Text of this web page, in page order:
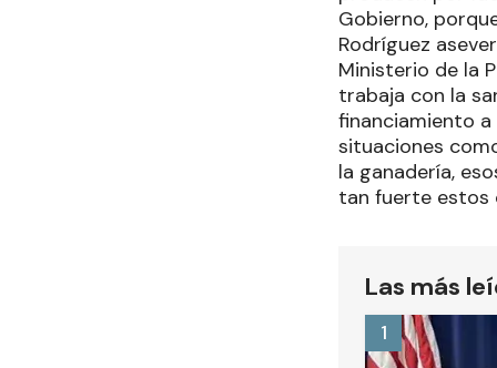
Gobierno,
Rodríguez
Ministerio de la
trabaja con la
financiamiento a
situaciones
la ganadería,
tan fuerte estos
Las más
1